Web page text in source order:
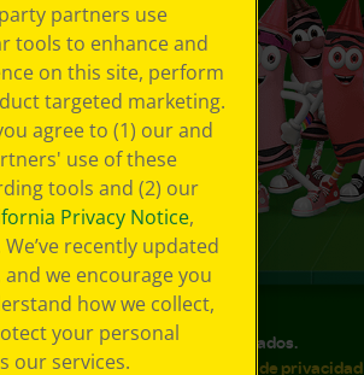
Todos los derechos reservados.
de privacidad
Política de privacidad
partners use
tools to enhance and
on this site, perform
targeted marketing.
agree to (1) our and
use of these
tools and (2) our
Privacy Notice,
We’ve recently updated
we encourage you
how we collect,
your personal
our services.